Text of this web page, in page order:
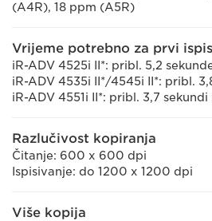
(A4R), 18 ppm (A5R)
Vrijeme potrebno za prvi
iR-ADV 4525i II*: pribl. 5,2
iR-ADV 4535i II*/4545i II*: pribl.
iR-ADV 4551i II*: pribl. 3,7 sekundi
Razlučivost kopiranja
Čitanje: 600 x 600 dpi
Ispisivanje: do 1200 x 1200 dpi
Više kopija